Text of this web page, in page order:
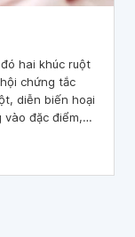
hai khúc ruột
chứng tắc
diễn biến hoại
đặc điểm,